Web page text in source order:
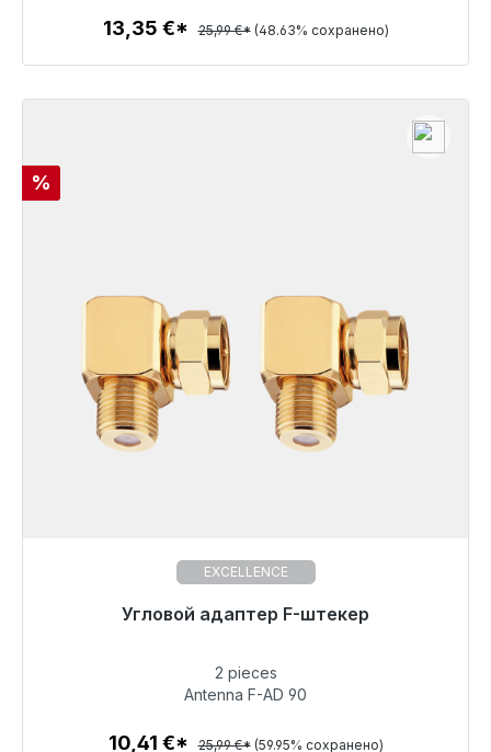
Детали
13,35 €* 25,99 €* (48.63% сохранено)
Скидка
%
EXCELLENCE
Угловой адаптер F-штекер
Готовы к немедленной отправке, срок поставки
10,41 €
2 pieces
Antenna F-AD 90
10,41 €* 25,99 €* (59.95% сохранено)